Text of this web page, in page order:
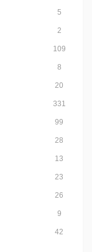
5
2
109
8
20
331
99
28
13
23
26
9
42